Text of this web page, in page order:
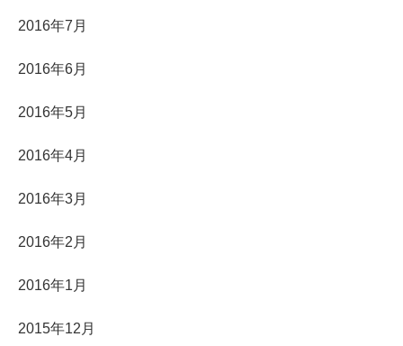
2016年7月
2016年6月
2016年5月
2016年4月
2016年3月
2016年2月
2016年1月
2015年12月